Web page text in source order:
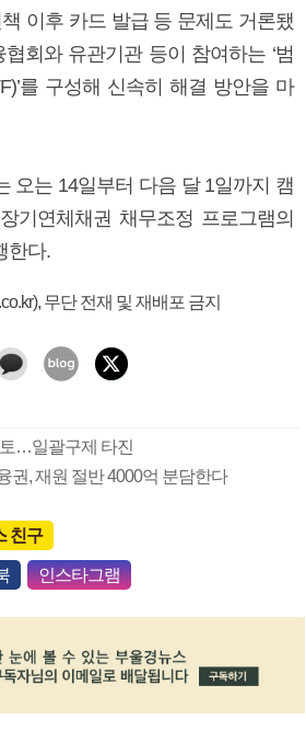
이후 카드 발급 등 문제도 거론됐
회와 유관기관 등이 참여하는 ‘범
를 구성해 신속히 해결 방안을 마
오는 14일부터 다음 달 1일까지 캠
기연체채권 채무조정 프로그램의
한다.
무단 전재 및 재배포 금지
…일괄구제 타진
, 재원 절반 4000억 분담한다
친구
인스타그램